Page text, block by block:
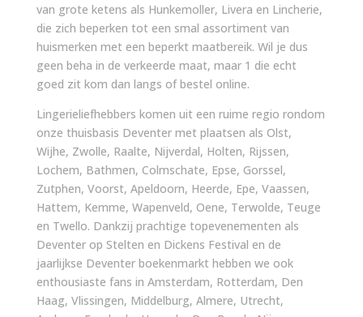
van grote ketens als Hunkemoller, Livera en Lincherie,
die zich beperken tot een smal assortiment van
huismerken met een beperkt maatbereik. Wil je dus
geen beha in de verkeerde maat, maar 1 die echt
goed zit kom dan langs of bestel online.
Lingerieliefhebbers komen uit een ruime regio rondom
onze thuisbasis Deventer met plaatsen als Olst,
Wijhe, Zwolle, Raalte, Nijverdal, Holten, Rijssen,
Lochem, Bathmen, Colmschate, Epse, Gorssel,
Zutphen, Voorst, Apeldoorn, Heerde, Epe, Vaassen,
Hattem, Kemme, Wapenveld, Oene, Terwolde, Teuge
en Twello. Dankzij prachtige topevenementen als
Deventer op Stelten en Dickens Festival en de
jaarlijkse Deventer boekenmarkt hebben we ook
enthousiaste fans in Amsterdam, Rotterdam, Den
Haag, Vlissingen, Middelburg, Almere, Utrecht,